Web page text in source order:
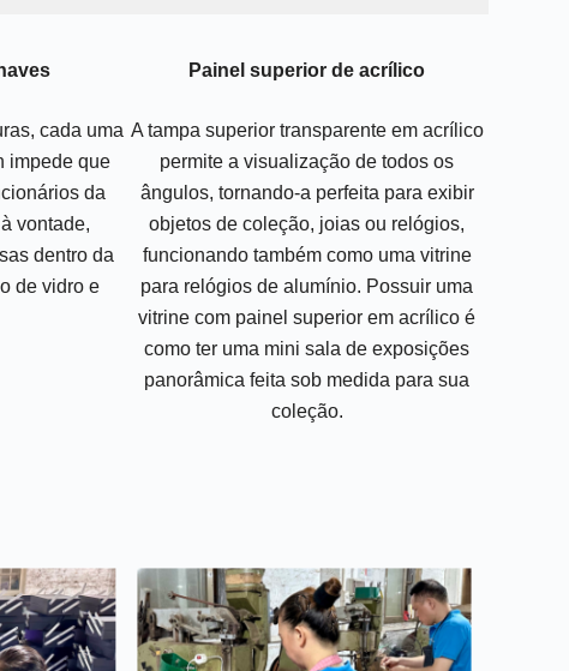
cada uma
impede que
da
vontade,
dentro da
de vidro e
Painel superior de acrílico
A tampa superior transparente em acrílico
permite a visualização de todos os
ângulos, tornando-a perfeita para exibir
objetos de coleção, joias ou relógios,
funcionando também como uma vitrine
para relógios de alumínio. Possuir uma
vitrine com painel superior em acrílico é
como ter uma mini sala de exposições
panorâmica feita sob medida para sua
coleção.